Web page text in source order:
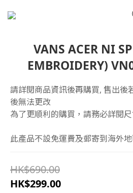
VANS ACER NI
EMBROIDERY)
請詳閱商品資訊後再購買, 售出後
後無法更改
為了更順利的購買，請務必詳閱
此產品不設免運費及郵寄到海外
HK$690.00
HK$299.00